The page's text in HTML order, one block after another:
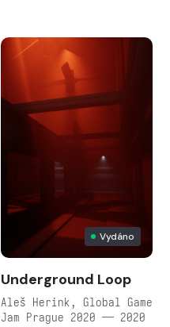
Vydáno
Underground Loop
Aleš Herink, Global Game
Jam Prague 2020 — 2020